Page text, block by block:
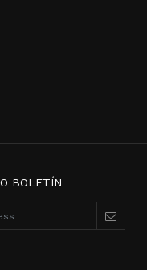
BOLETÍN